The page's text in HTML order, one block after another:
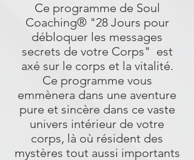
Ce programme de Soul
Coaching® "28 Jours pour
débloquer les messages
secrets de votre Corps" est
axé sur le corps et la vitalité.
Ce programme vous
emmènera dans une aventure
pure et sincère dans ce vaste
univers intérieur de votre
corps, là où résident des
mystères tout aussi importants